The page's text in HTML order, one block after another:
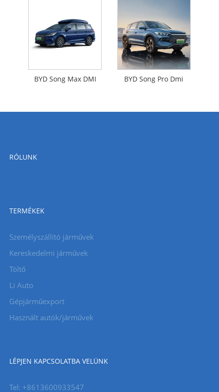
BYD Song Max DMI BYD Song Pro Dmi
RÓLUNK
TERMÉKEK
Személyszállító járművek
Kereskedelmi járművek
Töltő
Li Auto
Gépjárműexport
Használt autók/járművek
LÉPJEN KAPCSOLATBA VELÜNK
Tel: +8613600933547